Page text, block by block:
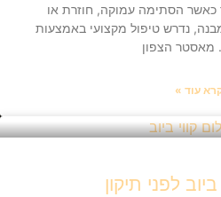
כאשר הסתימה עמוקה, חוזרת או
נדרש טיפול מקצועי באמצעות
מאסטר הצפון
עוד »
ביוב לפני תיקון